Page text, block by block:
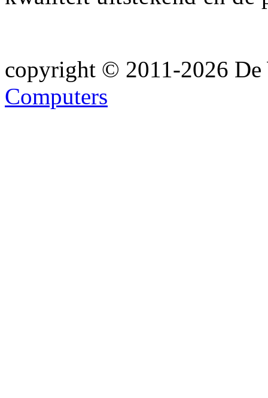
copyright © 2011-2026
Computers